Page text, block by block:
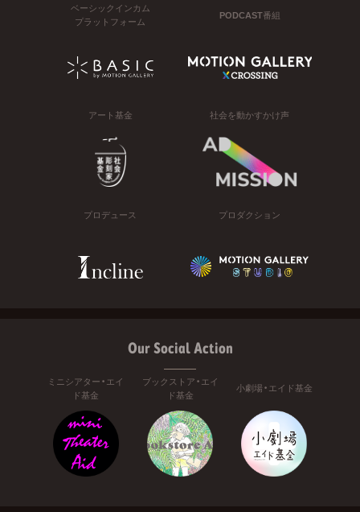
ベーシックインカム
プラットフォーム
PODCAST番組
アート基金 社会を動かすかけ声
プロデュース プロダクション
Our Social Action
ミニシアター・エイ
ド基金
ブックストア・エイ
ド基金
小劇場・エイド基金